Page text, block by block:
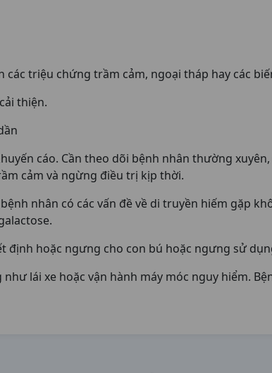
triệu chứng trầm cảm, ngoại tháp hay các
thiện.
cáo. Cần theo dõi bệnh nhân thường
cảm và ngừng điều trị kịp thời.
nhân có các vấn đề về di truyền hiếm gặp
định hoặc ngưng cho con bú hoặc ngưng sử
lái xe hoặc vận hành máy móc nguy hiểm.